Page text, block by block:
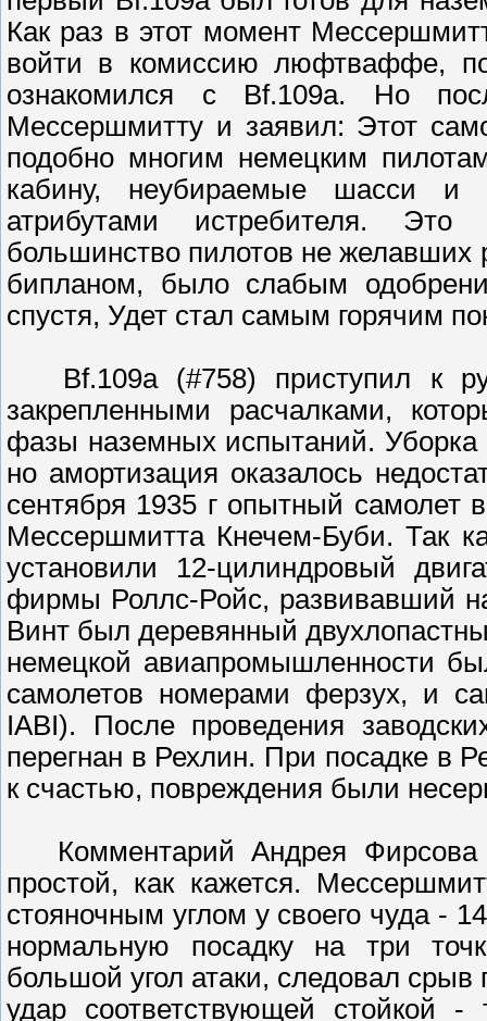
Как раз в этот момент
войти в комиссию люфтваффе,
ознакомился с Bf.109a. Hо
Мессершмитту и заявил: Этот
подобно многим немецким
кабину, неубираемые шасси и
атрибутами истребителя. Это
большинство пилотов не
бипланом, было слабым
спустя, Удет стал самым горячим
Bf.109a (#758) приступил к
закрепленными расчалками,
фазы наземных испытаний. Уборка
но амортизация оказалось
сентября 1935 г опытный
Мессершмитта Кнечем-Буби. Так
установили 12-цилиндровый
фирмы Роллс-Ройс, развивавший
Винт был деревянный
немецкой авиапромышленности
самолетов номерами ферзух, и
IABI). После проведения
перегнан в Рехлин. При посадке в
к счастью, повреждения были
Комментарий Андрея Фирсова
простой, как кажется.
стояночным углом у своего чуда -
нормальную посадку на три
большой угол атаки, следовал срыв
удар соответствующей стойкой